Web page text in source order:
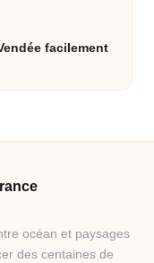
facilement
océan et paysages
des centaines de